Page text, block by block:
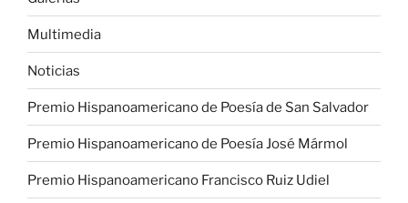
Multimedia
Noticias
Premio Hispanoamericano de Poesía de San Salvador
Premio Hispanoamericano de Poesía José Mármol
Premio Hispanoamericano Francisco Ruiz Udiel